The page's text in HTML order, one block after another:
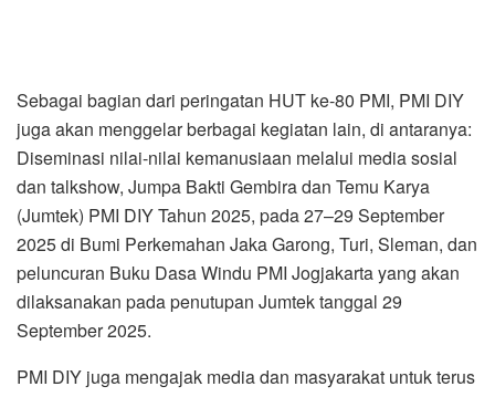
Sebagai bagian dari peringatan HUT ke-80 PMI, PMI DIY
juga akan menggelar berbagai kegiatan lain, di antaranya:
Diseminasi nilai-nilai kemanusiaan melalui media sosial
dan talkshow, Jumpa Bakti Gembira dan Temu Karya
(Jumtek) PMI DIY Tahun 2025, pada 27–29 September
2025 di Bumi Perkemahan Jaka Garong, Turi, Sleman, dan
peluncuran Buku Dasa Windu PMI Jogjakarta yang akan
dilaksanakan pada penutupan Jumtek tanggal 29
September 2025.
PMI DIY juga mengajak media dan masyarakat untuk terus